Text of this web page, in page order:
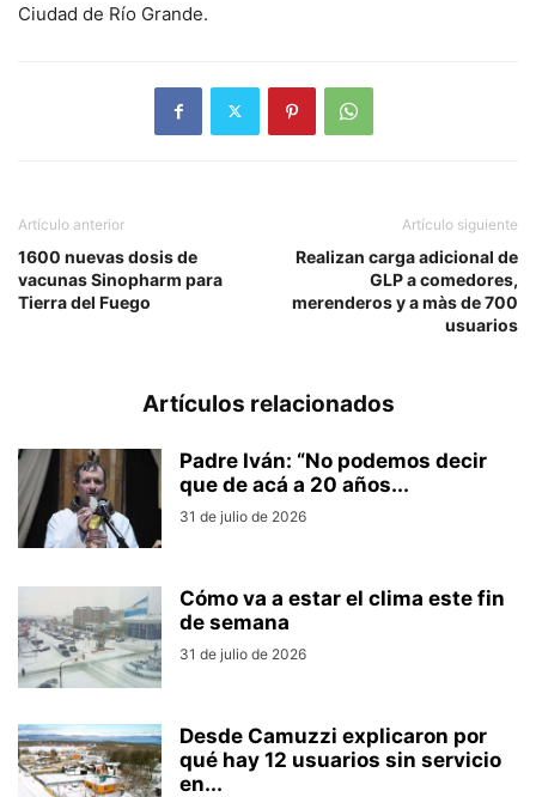
Ciudad de Río Grande.
Artículo anterior
1600 nuevas dosis de
vacunas Sinopharm para
Tierra del Fuego
Artículo siguiente
Realizan carga adicional de
GLP a comedores,
merenderos y a màs de 700
usuarios
Artículos relacionados
Padre Iván: “No podemos decir
que de acá a 20 años...
31 de julio de 2026
Cómo va a estar el clima este fin
de semana
31 de julio de 2026
Desde Camuzzi explicaron por
qué hay 12 usuarios sin servicio
en...